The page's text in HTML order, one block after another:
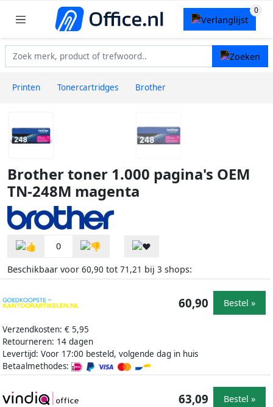
Printen Tonercartridges Brother
Brother toner 1.000 pagina's OEM
TN-248M magenta
0
Beschikbaar voor 60,90 tot 71,21 bij 3 shops:
Verzendkosten: € 5,95
Retourneren: 14 dagen
Levertijd: Voor 17:00 besteld, volgende dag in huis
Betaalmethodes:
60,90 Bestel »
63,09 Bestel »